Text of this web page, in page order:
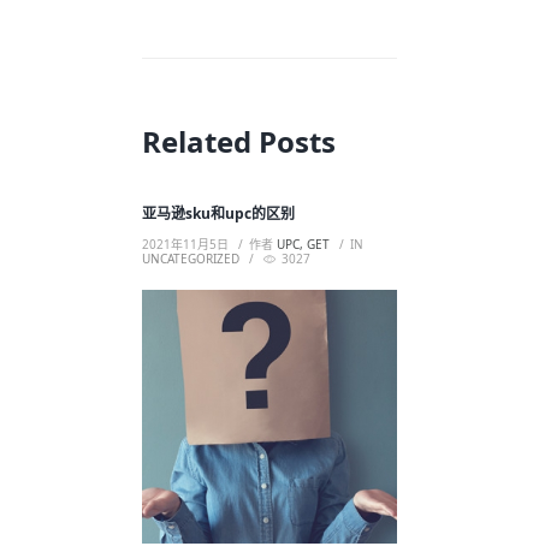
Related Posts
亚马逊sku和upc的区别
2021年11月5日 作者 UPC, GET
IN
UNCATEGORIZED
3027